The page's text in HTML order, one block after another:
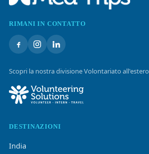
RIMANI IN CONTATTO
Scopri la nostra divisione Volontariato all'estero
DESTINAZIONI
India